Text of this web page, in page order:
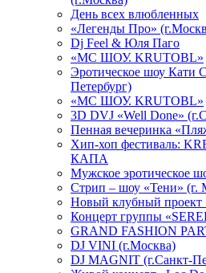
День всех влюбленных
«Легенды Про»
Dj Feel & Юля Паго
«МС ШОУ. KRUTOBL»
Эротическое шоу Кати
Петербург)
«МС ШОУ. KRUTOBL»
3D DVJ «Well Done»
Пенная вечеринка
Хип-хоп фестиваль:
КАПА
Мужское эротическое
Стрип – шоу «Тени» (г.
Новый клубный
Концерт группы
GRAND FASHION
DJ VINI (г.Москва)
DJ MAGNIT (г.Санкт-